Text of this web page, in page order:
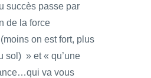
succès passe par
de la force
on est fort, plus
sol) » et « qu’une
va vous